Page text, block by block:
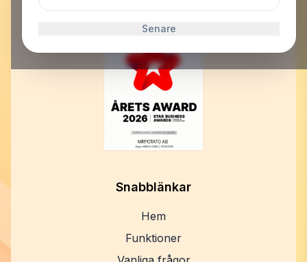
Senare
E-post:support@mrpotato.se
Snabblänkar
Hem
Funktioner